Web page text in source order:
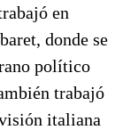
en
donde se
político
trabajó
italiana